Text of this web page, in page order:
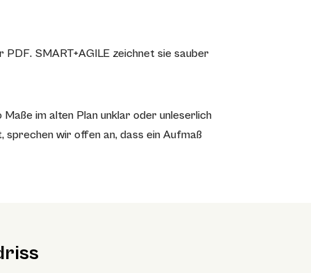
SMART+AGILE zeichnet sie sauber
im alten Plan unklar oder unleserlich
sprechen wir offen an, dass ein Aufmaß